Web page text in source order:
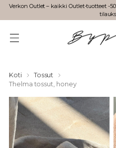
Verkon Outlet – kaikki Outlet-tuotteet -
Koti
Tossut
Thelma tossut, honey